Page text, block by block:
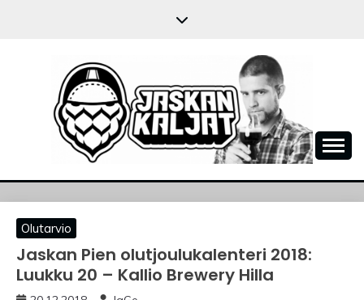
JASKANKALJAT
Olutarvio
Jaskan Pien olutjoulukalenteri 2018:
Luukku 20 – Kallio Brewery Hilla